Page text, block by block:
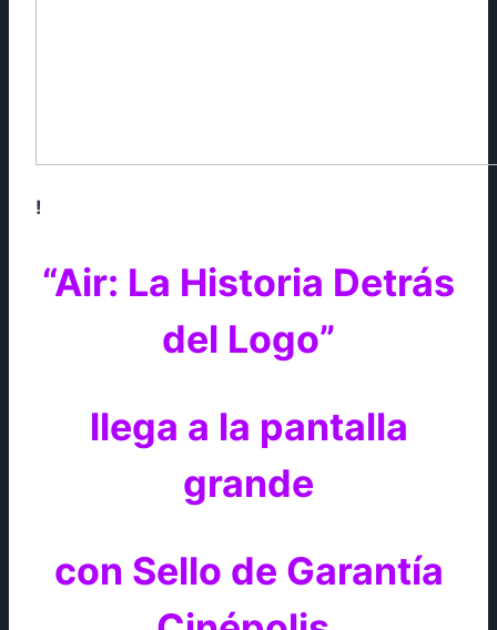
!
“Air: La Historia Detrás
del Logo”
llega a la pantalla
grande
con Sello de Garantía